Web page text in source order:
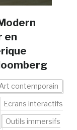
en
contemporain
Ecrans interactifs
Outils immersifs